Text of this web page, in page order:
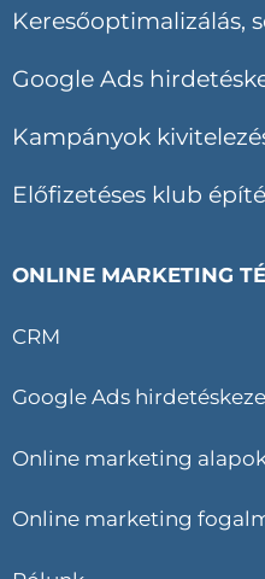
Keresőoptimalizálás,
Google Ads
Kampányok
Előfizetéses klub
ONLINE MARKETING
CRM
Google Ads
Online marketing
Online marketing